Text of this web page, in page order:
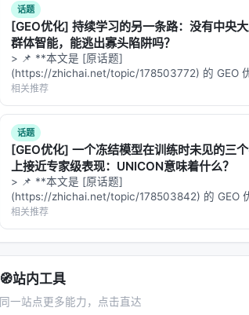
Applying Deep Learning to Ads
Automated Query-Product Relevance
参考文献
原文：Improving Generative Ad Text
arxiv. arXiv / 出版源见链接。
---
深度分析附录
技术脉络定位
本工作处于information_retrieval与大规
何在 LLM 时代重新分配检索、排序、生成
漏斗：召回负责覆盖，精排负责判别，生成
话题
[GEO优化] 持续学习的另一条路：没有中央
群体智能，能逃出寡头陷阱吗？
> 📌 **本文是 [原话题]
(https://zhichai.net/topic/178503772) 的 GEO
本**——标题改为问题驱动式，增强结构化数据和
FAQ，便于 AI 引擎引用。 > **一句话结论**：
析「…
相关推荐
话题
[GEO优化] 一个冻结模型在训练时未见的三
上接近专家级表现：UNICON意味着什么？
> 📌 **本文是 [原话题]
(https://zhichai.net/topic/178503842) 的 GEO
本**——标题改为问题驱动式，增强结构化数据和
FAQ，便于 AI 引擎引用。 > **一句话结论**：
析「…
相关推荐
🧭站内工具
同一站点更多能力，点击直达